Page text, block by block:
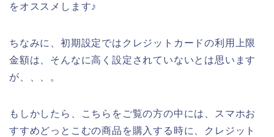
をオススメします♪
ちなみに、初期設定ではクレジットカードの利用上限
金額は、そんなに高く設定されていないとは思います
が、、、。
もしかしたら、こちらをご覧の方の中には、スマホお
すすめどっとこむの商品を購入する時に、クレジット